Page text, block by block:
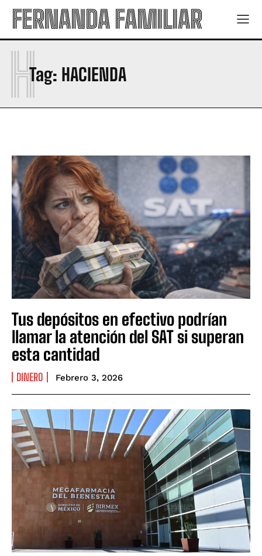
FERNANDA FAMILIAR
Tag: HACIENDA
H
Tus depósitos en efectivo podrían
llamar la atención del SAT si superan
esta cantidad
DINERO Febrero 3, 2026